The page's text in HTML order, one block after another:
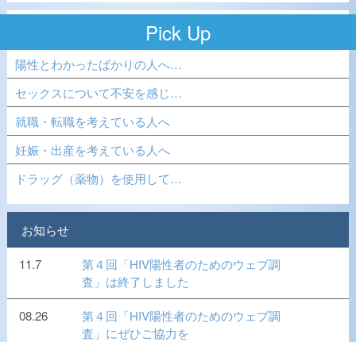
Pick Up
陽性とわかったばかりの人へ…
セックスについて不安を感じ…
就職・転職を考えている人へ
妊娠・出産を考えている人へ
ドラッグ（薬物）を使用して…
お知らせ
11.7
第４回「HIV陽性者のためのウェブ調
査」は終了しました
08.26
第４回「HIV陽性者のためのウェブ調
査」にぜひご協力を